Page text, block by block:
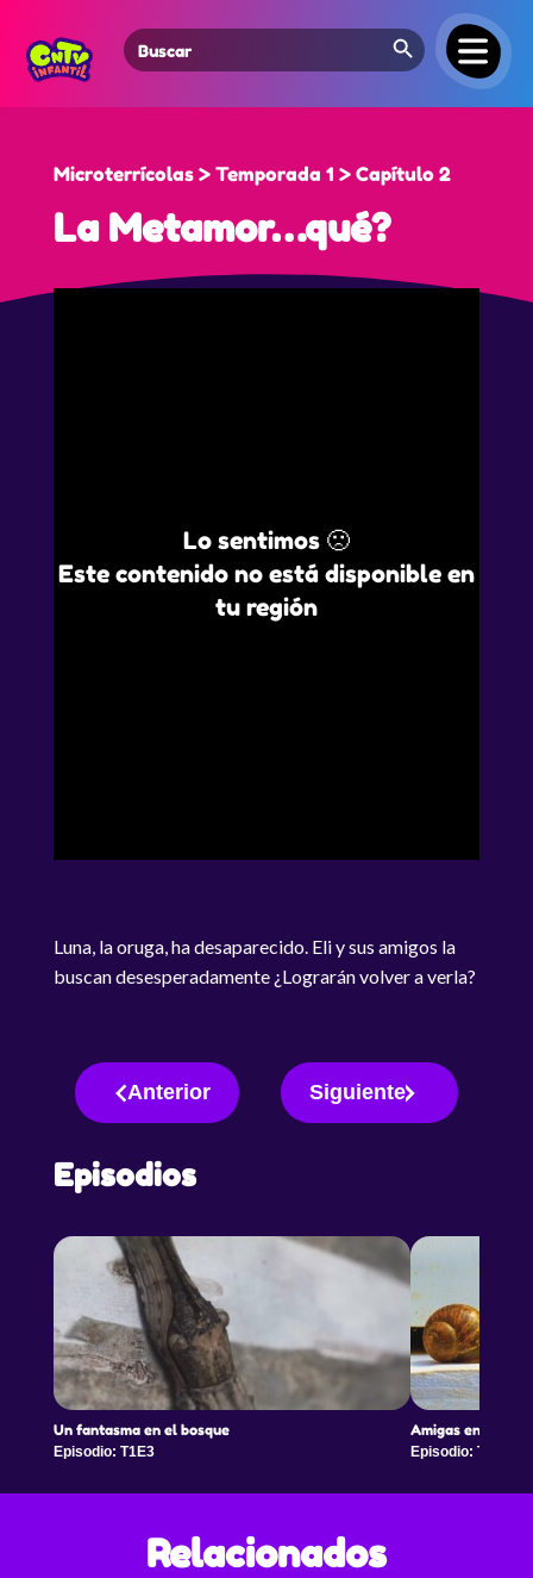
Search
for:
Search Button
Microterrícolas > Temporada 1 > Capítulo 2
La Metamor…qué?
Lo sentimos 🙁
Este contenido no está disponible en
tu región
Luna, la oruga, ha desaparecido. Eli y sus amigos la
buscan desesperadamente ¿Lograrán volver a verla?
Anterior Siguiente
Episodios
Un fantasma en el bosque
Episodio: T1E3
Amigas en apuros
Episodio: T1E4
Relacionados